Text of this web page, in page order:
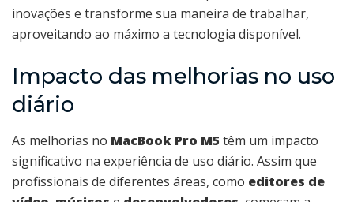
inovações e transforme sua maneira de trabalhar,
aproveitando ao máximo a tecnologia disponível.
Impacto das melhorias no uso
diário
As melhorias no MacBook Pro M5 têm um impacto
significativo na experiência de uso diário. Assim que
profissionais de diferentes áreas, como editores de